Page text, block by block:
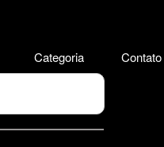
Categoria Contato